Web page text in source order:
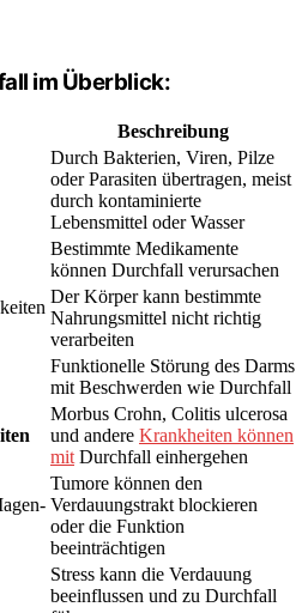
im Überblick:
Beschreibung
Durch Bakterien, Viren, Pilze
oder Parasiten übertragen, meist
durch kontaminierte
Lebensmittel oder Wasser
Bestimmte Medikamente
können Durchfall verursachen
Der Körper kann bestimmte
Nahrungsmittel nicht richtig
verarbeiten
Funktionelle Störung des Darms
mit Beschwerden wie Durchfall
Morbus Crohn, Colitis ulcerosa
und andere Krankheiten können
mitDurchfall einhergehen
Tumore können den
Verdauungstrakt blockieren
oder die Funktion
beeinträchtigen
Stress kann die Verdauung
beeinflussen und zu Durchfall